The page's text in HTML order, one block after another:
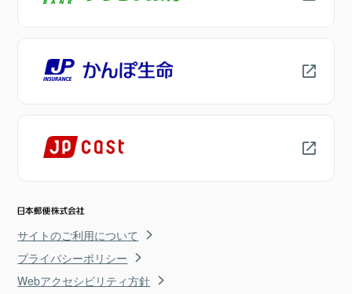
サイトのご利用について
プライバシーポリシー
Webアクセシビリティ方針